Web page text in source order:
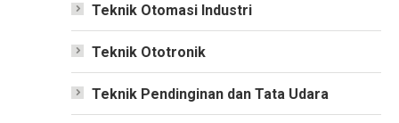
Teknik Otomasi Industri
Teknik Ototronik
Teknik Pendinginan dan Tata Udara